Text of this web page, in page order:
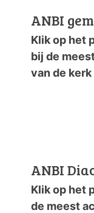
ANBI
Klik op het
bij de
van de
ANBI
Klik op het
de meest